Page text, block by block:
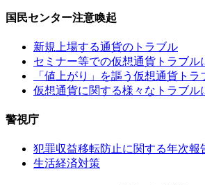
国民センター注意喚起
新規上場する通貨のトラブル
セミナー等での仮想通貨トラブル
「値上がり」を謳う仮想通貨トラ
仮想通貨に関する様々なトラブル
警視庁
犯罪収益移転防止に関する年次報
生活経済対策